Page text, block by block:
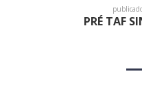
PRÉ TAF